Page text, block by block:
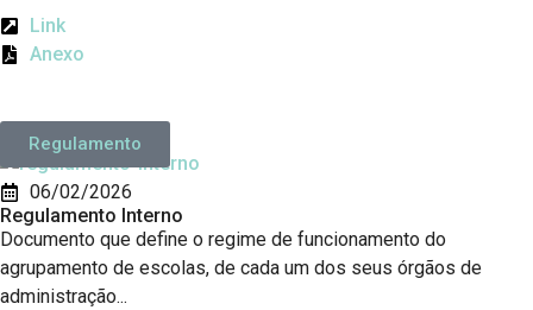
Link
Anexo
Regulamento
06/02/2026
Regulamento Interno
Documento que define o regime de funcionamento do
agrupamento de escolas, de cada um dos seus órgãos de
administração...